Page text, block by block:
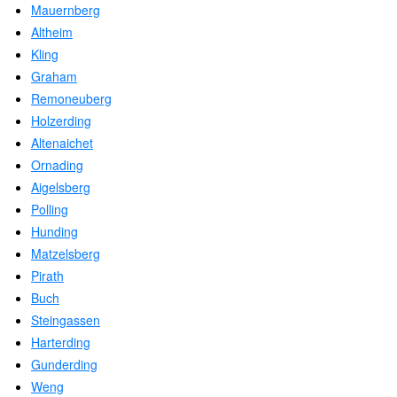
Mauernberg
Altheim
Kling
Graham
Remoneuberg
Holzerding
Altenaichet
Ornading
Aigelsberg
Polling
Hunding
Matzelsberg
Pirath
Buch
Steingassen
Harterding
Gunderding
Weng